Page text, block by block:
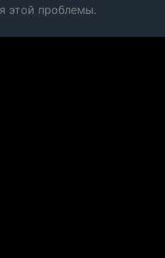
этой проблемы.